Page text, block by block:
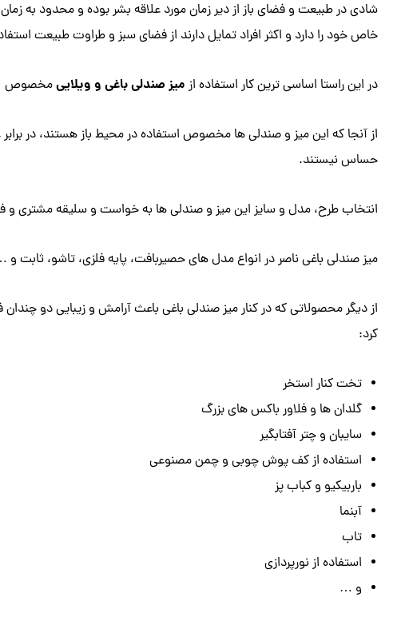
شادی در طبیعت و فضای باز از دیر زمان مورد علاقه بشر بوده و محدود
خاص خود را دارد و اکثر افراد تمایل دارند از فضای سبز و طراوت طبیعت
در این راستا اساسی ترین کار استفاده از میز صندلی باغی و ویلاییمخصوص
از آنجا که این میز و صندلی ها مخصوص استفاده در محیط باز هستند، در
حساس نیستند.
انتخاب طرح، مدل و سایز این میز و صندلی ها به خواست و سلیقه مشتری و
میز صندلی باغی ناصر در انواع مدل های حصیربافت، پایه فلزی، تاشو،
از دیگر محصولاتی که در کنار میز صندلی باغی باعث آرامش و زیبایی دو
کرد:
تخت کنار استخر
گلدان ها و فلاور باکس های بزرگ
سایبان و چتر آفتابگیر
استفاده از کف پوش چوبی و چمن مصنوعی
باربیکیو و کباب پز
آبنما
تاب
استفاده از نورپردازی
و …